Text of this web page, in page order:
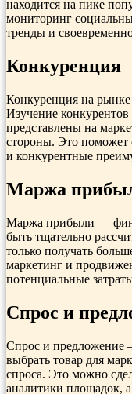
находится на пике
мониторинг
тренды и
Конкуренция
Конкуренция на
Изучение
представлены на
стороны. Это поможет
и конкурентные
Маржа
Маржа прибыли —
быть тщательно
только получать
маркетинг и
потенциальные
Спрос и
Спрос и предложение
выбрать товар для
спроса. Это можно
аналитики площадок,